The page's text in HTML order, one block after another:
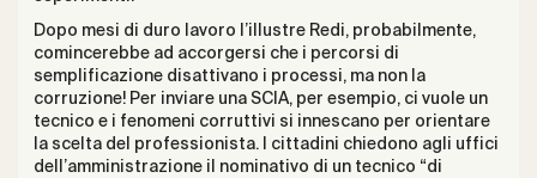
Dopo mesi di duro lavoro l’illustre Redi, probabilmente,
comincerebbe ad accorgersi che i percorsi di
semplificazione disattivano i processi, ma non la
corruzione! Per inviare una SCIA, per esempio, ci vuole un
tecnico e i fenomeni corruttivi si innescano per orientare
la scelta del professionista. I cittadini chiedono agli uffici
dell’amministrazione il nominativo di un tecnico “di